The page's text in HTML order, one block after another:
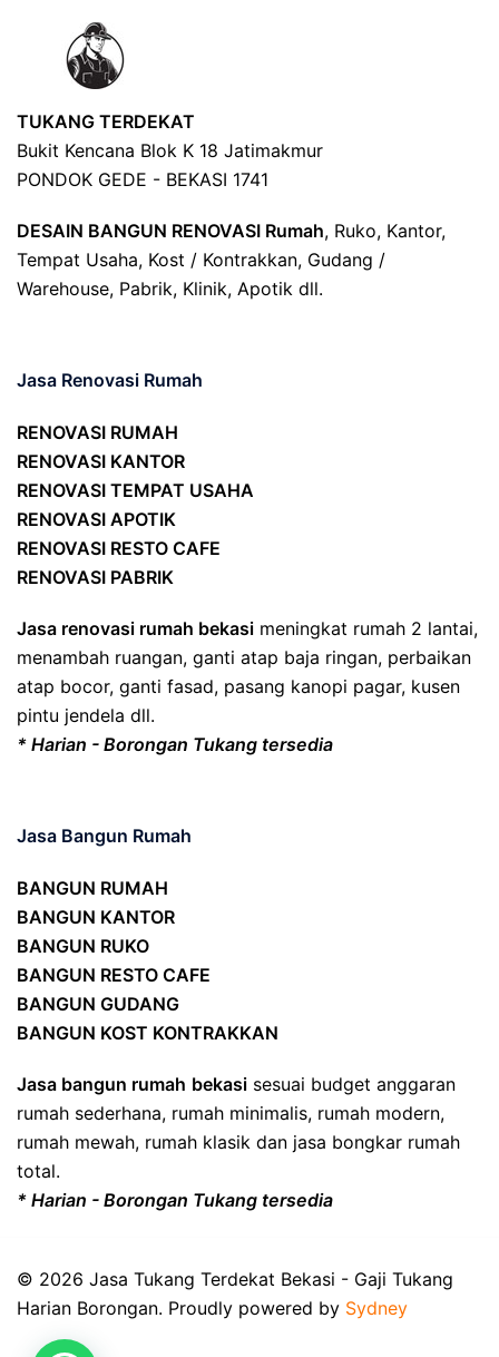
TUKANG TERDEKAT
Bukit Kencana Blok K 18 Jatimakmur
PONDOK GEDE - BEKASI 1741
DESAIN BANGUN RENOVASI Rumah, Ruko, Kantor,
Tempat Usaha, Kost / Kontrakkan, Gudang /
Warehouse, Pabrik, Klinik, Apotik dll.
Jasa Renovasi Rumah
RENOVASI RUMAH
RENOVASI KANTOR
RENOVASI TEMPAT USAHA
RENOVASI APOTIK
RENOVASI RESTO CAFE
RENOVASI PABRIK
Jasa renovasi rumah bekasi meningkat rumah 2 lantai,
menambah ruangan, ganti atap baja ringan, perbaikan
atap bocor, ganti fasad, pasang kanopi pagar, kusen
pintu jendela dll.
* Harian - Borongan Tukang tersedia
Jasa Bangun Rumah
BANGUN RUMAH
BANGUN KANTOR
BANGUN RUKO
BANGUN RESTO CAFE
BANGUN GUDANG
BANGUN KOST KONTRAKKAN
Jasa bangun rumah bekasi sesuai budget anggaran
rumah sederhana, rumah minimalis, rumah modern,
rumah mewah, rumah klasik dan jasa bongkar rumah
total.
* Harian - Borongan Tukang tersedia
© 2026 Jasa Tukang Terdekat Bekasi - Gaji Tukang
Harian Borongan. Proudly powered by Sydney